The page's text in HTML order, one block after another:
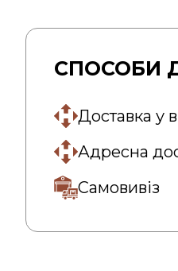
СПОСОБИ
Доставка у
Адресна
Самовивіз